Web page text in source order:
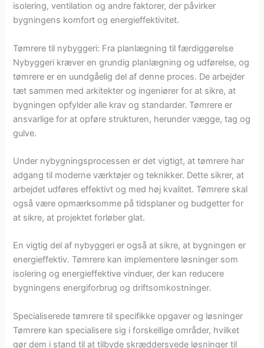
isolering, ventilation og andre faktorer, der påvirker
bygningens komfort og energieffektivitet.
Tømrere til nybyggeri: Fra planlægning til færdiggørelse
Nybyggeri kræver en grundig planlægning og udførelse, og
tømrere er en uundgåelig del af denne proces. De arbejder
tæt sammen med arkitekter og ingeniører for at sikre, at
bygningen opfylder alle krav og standarder. Tømrere er
ansvarlige for at opføre strukturen, herunder vægge, tag og
gulve.
Under nybygningsprocessen er det vigtigt, at tømrere har
adgang til moderne værktøjer og teknikker. Dette sikrer, at
arbejdet udføres effektivt og med høj kvalitet. Tømrere skal
også være opmærksomme på tidsplaner og budgetter for
at sikre, at projektet forløber glat.
En vigtig del af nybyggeri er også at sikre, at bygningen er
energieffektiv. Tømrere kan implementere løsninger som
isolering og energieffektive vinduer, der kan reducere
bygningens energiforbrug og driftsomkostninger.
Specialiserede tømrere til specifikke opgaver og løsninger
Tømrere kan specialisere sig i forskellige områder, hvilket
gør dem i stand til at tilbyde skræddersyede løsninger til